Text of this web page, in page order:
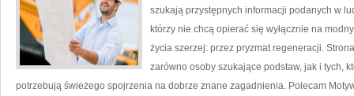
szukają przystępnych informacji podanych w
którzy nie chcą opierać się wyłącznie na
życia szerzej: przez pryzmat regeneracji.
zarówno osoby szukające podstaw, jak i tych,
potrzebują świeżego spojrzenia na dobrze znane zagadnienia. Polecam